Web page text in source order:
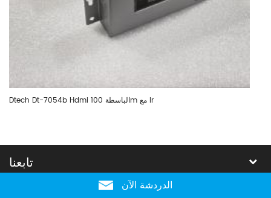
Dtech Dt-7054b Hdmi الباسطة 100m مع Ir
تابعنا
الدردشة الآن